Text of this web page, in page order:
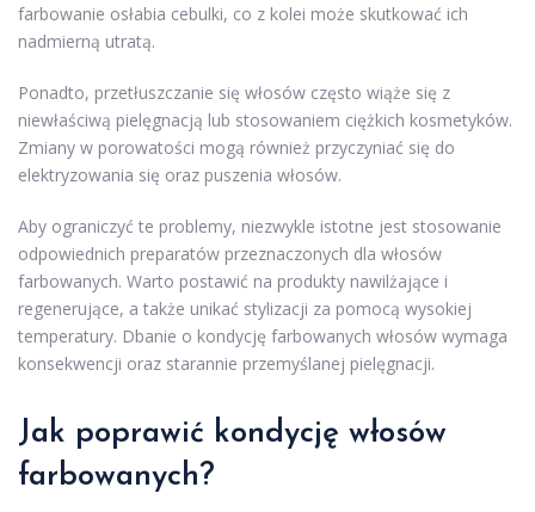
farbowanie osłabia cebulki, co z kolei może skutkować ich
nadmierną utratą.
Ponadto, przetłuszczanie się włosów często wiąże się z
niewłaściwą pielęgnacją lub stosowaniem ciężkich kosmetyków.
Zmiany w porowatości mogą również przyczyniać się do
elektryzowania się oraz puszenia włosów.
Aby ograniczyć te problemy, niezwykle istotne jest stosowanie
odpowiednich preparatów przeznaczonych dla włosów
farbowanych. Warto postawić na produkty nawilżające i
regenerujące, a także unikać stylizacji za pomocą wysokiej
temperatury. Dbanie o kondycję farbowanych włosów wymaga
konsekwencji oraz starannie przemyślanej pielęgnacji.
Jak poprawić kondycję włosów
farbowanych?